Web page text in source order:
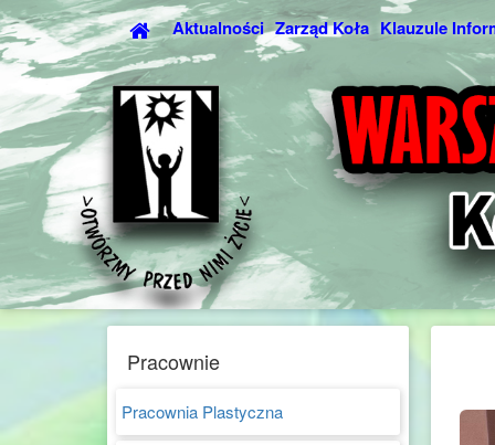
Aktualności Zarząd Koła Klauzule
Pracownie
Pracownia Plastyczna